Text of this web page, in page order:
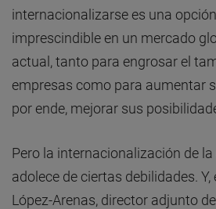
internacionalizarse es una
imprescindible en un mercado
actual, tanto para engrosar el
empresas como para aumentar
por ende, mejorar sus
Pero la internacionalización de
adolece de ciertas debilidades.
López-Arenas, director adjunto